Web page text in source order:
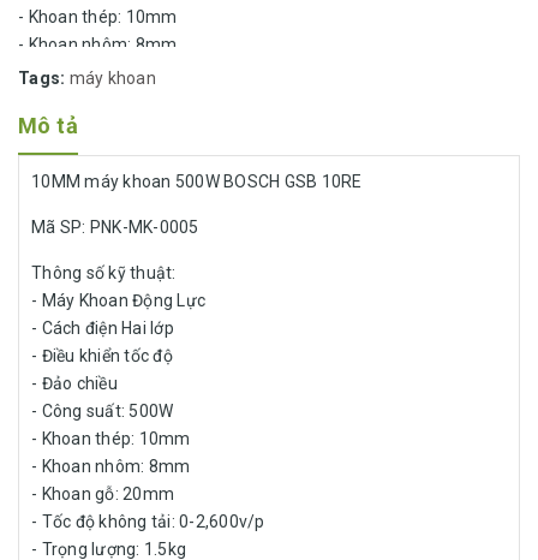
- Khoan thép: 10mm
- Khoan nhôm: 8mm
- Khoan gỗ: 20mm
Tags: máy khoan
Mô tả
10MM máy khoan 500W BOSCH GSB 10RE
Mã SP: PNK-MK-0005
Thông số kỹ thuật:
- Máy Khoan Động Lực
- Cách điện Hai lớp
- Điều khiển tốc độ
- Đảo chiều
- Công suất: 500W
- Khoan thép: 10mm
- Khoan nhôm: 8mm
- Khoan gỗ: 20mm
- Tốc độ không tải: 0-2,600v/p
- Trọng lượng: 1.5kg